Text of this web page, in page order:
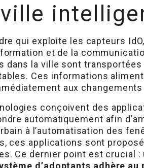
ville
qui exploite les capteurs
et de la
dans la ville sont
Ces informations
aux changements
conçoivent des
automatiquement afin
à l’automatisation des
ces applications sont
Ce dernier point est crucial :
d’adoptants adhère